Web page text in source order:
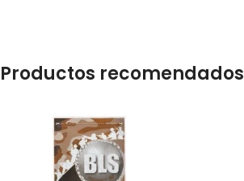
Productos recomendados